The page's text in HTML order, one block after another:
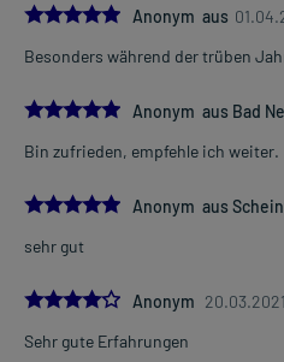
5.0Anonym aus
Besonders während der trüben
5.0Anonym aus Bad
Bin zufrieden, empfehle ich weiter.
5.0Anonym aus
sehr gut
4.0Anonym 20.03.2021
Sehr gute Erfahrungen